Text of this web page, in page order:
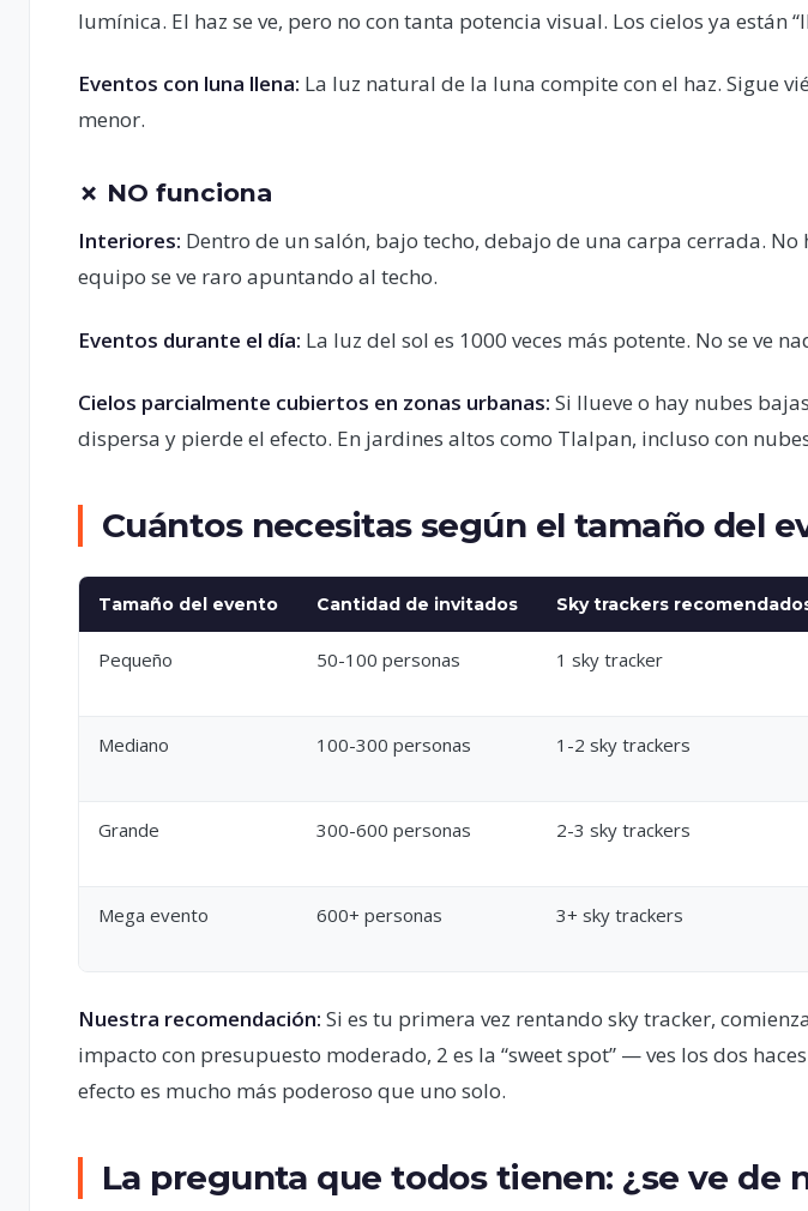
lumínica. El haz se ve, pero no con tanta potencia visual. Los cielos ya están
Eventos con luna llena: La luz natural de la luna compite con el haz. Sigue
menor.
✗ NO funciona
Interiores: Dentro de un salón, bajo techo, debajo de una carpa cerrada.
equipo se ve raro apuntando al techo.
Eventos durante el día: La luz del sol es 1000 veces más potente. No se ve
Cielos parcialmente cubiertos en zonas urbanas: Si llueve o hay nubes
dispersa y pierde el efecto. En jardines altos como Tlalpan, incluso con
Cuántos necesitas según el tamaño del
Tamaño del evento Cantidad de invitados Sky trackers
Pequeño 50-100 personas 1 sky tracker
Mediano 100-300 personas 1-2 sky trackers
Grande 300-600 personas 2-3 sky trackers
Mega evento 600+ personas 3+ sky trackers
Nuestra recomendación: Si es tu primera vez rentando sky tracker,
impacto con presupuesto moderado, 2 es la “sweet spot” — ves los dos
efecto es mucho más poderoso que uno solo.
La pregunta que todos tienen: ¿se ve de